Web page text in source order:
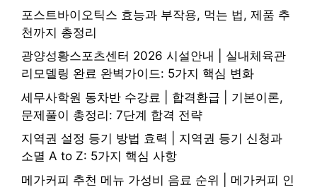
포스트바이오틱스 효능과 부작용, 먹는 법, 제품 추
천까지 총정리
광양성황스포츠센터 2026 시설안내 | 실내체육관
리모델링 완료 완벽가이드: 5가지 핵심 변화
세무사학원 동차반 수강료 | 합격환급 | 기본이론,
문제풀이 총정리: 7단계 합격 전략
지역권 설정 등기 방법 효력 | 지역권 등기 신청과
소멸 A to Z: 5가지 핵심 사항
메가커피 추천 메뉴 가성비 음료 순위 | 메가커피 인